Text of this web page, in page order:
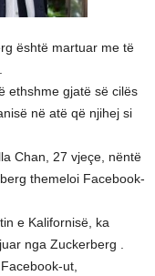
është martuar me të
ethshme gjatë së cilës
në atë që njihej si
Chan, 27 vjeçe, nëntë
themeloi Facebook-
e Kalifornisë, ka
nga Zuckerberg .
ut,